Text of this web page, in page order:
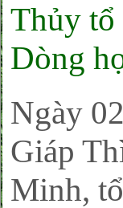
Thủy tổ
Dòng
Ngày
Giáp
Minh,